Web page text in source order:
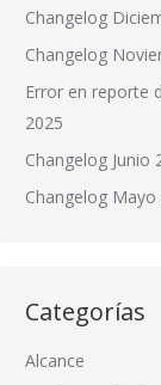
Changelog
Changelog
Error en reporte
2025
Changelog Junio
Changelog Mayo
Categorías
Alcance